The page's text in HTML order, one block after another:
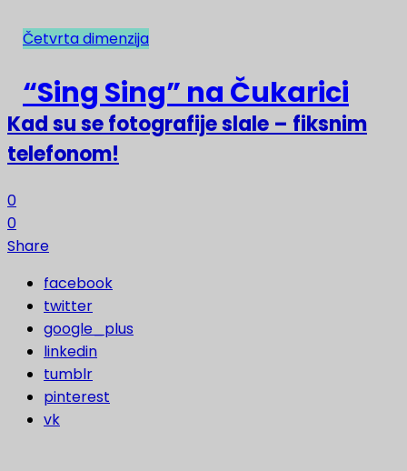
NAJNOVIJE
Kad su se fotografije slale – fiksnim
telefonom!
0
0
Share
facebook
twitter
google_plus
linkedin
tumblr
pinterest
vk
Četvrta dimenzija
“Sing Sing” na Čukarici